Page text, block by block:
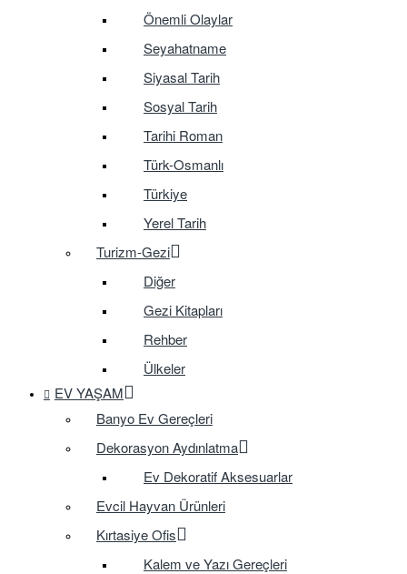
Önemli Olaylar
Seyahatname
Siyasal Tarih
Sosyal Tarih
Tarihi Roman
Türk-Osmanlı
Türkiye
Yerel Tarih
Turizm-Gezi
Diğer
Gezi Kitapları
Rehber
Ülkeler
EV YAŞAM
Banyo Ev Gereçleri
Dekorasyon Aydınlatma
Ev Dekoratif Aksesuarlar
Evcil Hayvan Ürünleri
Kırtasiye Ofis
Kalem ve Yazı Gereçleri